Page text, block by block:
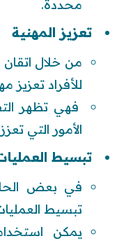
محددة.
تعزيز المهنية
من خلال
للأفراد تعزيز
فهي تظهر
الأمور التي
تبسيط العمليات
في بعض
تبسيط العمليات
يمكن